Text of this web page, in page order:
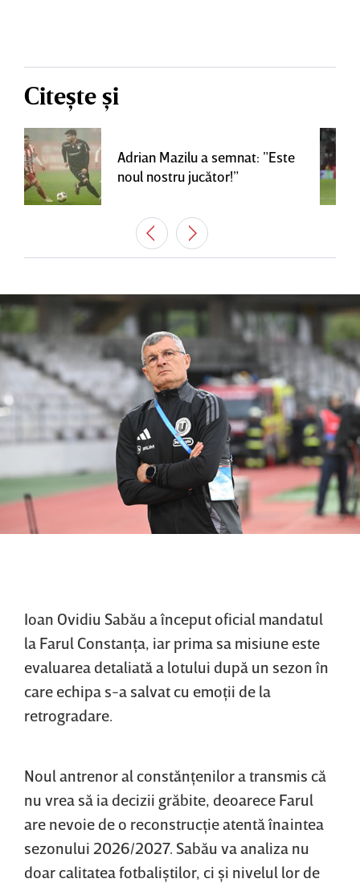
Citește și
Adrian Mazilu a semnat: ”Este
noul nostru jucător!”
Ioan Ovidiu Sabău a început oficial mandatul
la Farul Constanţa, iar prima sa misiune este
evaluarea detaliată a lotului după un sezon în
care echipa s-a salvat cu emoţii de la
retrogradare.
Noul antrenor al constănţenilor a transmis că
nu vrea să ia decizii grăbite, deoarece Farul
are nevoie de o reconstrucţie atentă înaintea
sezonului 2026/2027. Sabău va analiza nu
doar calitatea fotbaliştilor, ci şi nivelul lor de